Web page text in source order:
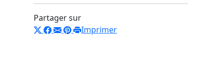
Partager sur
Imprimer